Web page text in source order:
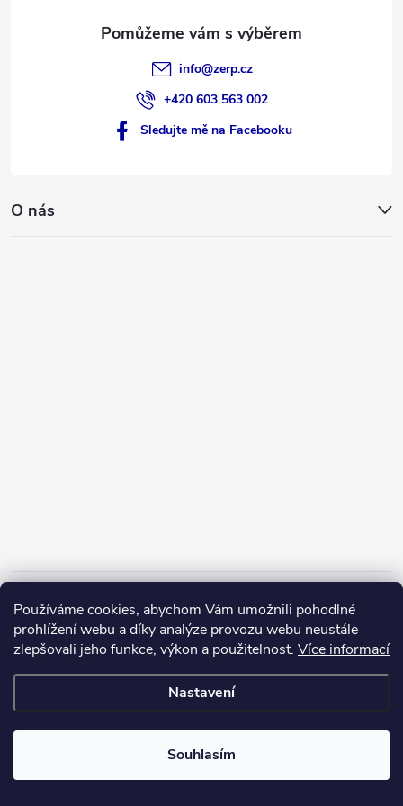
Používáme cookies, abychom Vám umožnili pohodlné
prohlížení webu a díky analýze provozu webu neustále
zlepšovali jeho funkce, výkon a použitelnost. Více informací
Nastavení
Souhlasím
info@zerp.cz
+420 603 563 002
Sledujte mě na Facebooku
O nás
Copyright 2026ZERP Rybářské potřeby. Všechna práva vyhrazena.